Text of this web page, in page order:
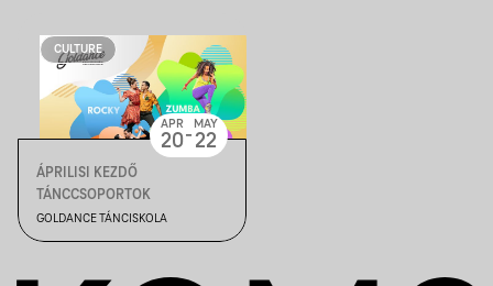
CULTURE
ÁPRILISI KEZDŐ
TÁNCCSOPORTOK
GOLDANCE TÁNCISKOLA
APR
20- MAY
22